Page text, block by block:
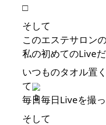
□
そして
このエステサロン
私の初めてのLiveだ
いつものタオル置
て
毎日毎日Liveを撮っ
そして